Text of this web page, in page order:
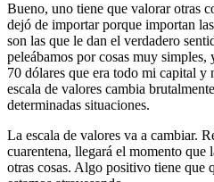
Bueno, uno tiene que valorar otras
dejó de importar porque importan
son las que le dan el verdadero
peleábamos por cosas muy
70 dólares que era todo mi capital
escala de valores cambia
determinadas situaciones.
La escala de valores va a cambiar.
cuarentena, llegará el momento que
otras cosas. Algo positivo tiene que